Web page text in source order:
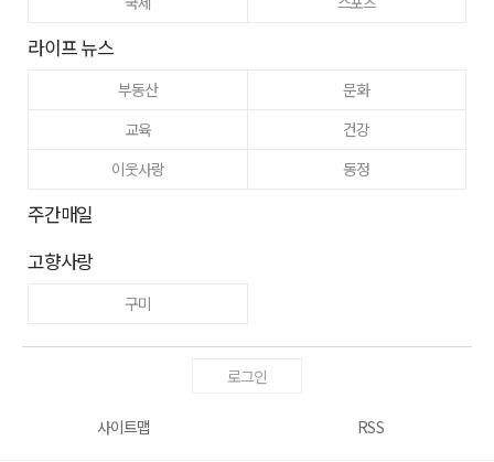
라이프 뉴스
부동산
문화
교육
건강
이웃사랑
동정
주간매일
고향사랑
구미
로그인
사이트맵 RSS